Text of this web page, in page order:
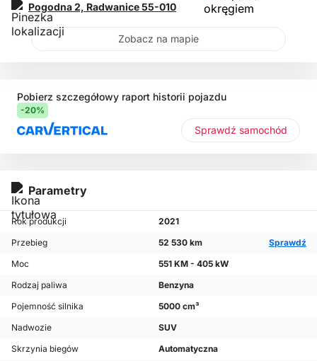
Pobierz szczegółowy raport historii pojazdu
-20%
Sprawdź samochód
Parametry
Rok produkcji
2021
Przebieg
52 530 km
Sprawdź
Moc
551 KM - 405 kW
Rodzaj paliwa
Benzyna
Pojemność silnika
5000 cm³
Nadwozie
SUV
Skrzynia biegów
Automatyczna
Pogodna 2, Radwanice55-010
Zobacz na mapie